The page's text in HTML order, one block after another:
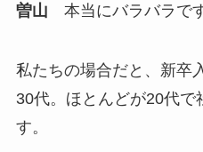
曽山 本当にバラバラで
私たちの場合だと、新卒
30代。ほとんどが20代で
す。